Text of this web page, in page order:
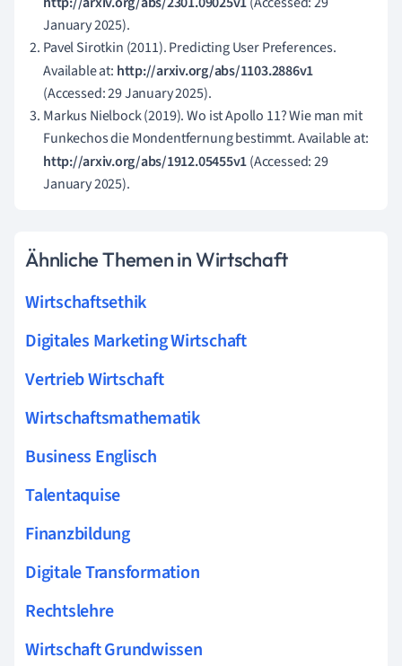
January 2025).
Pavel Sirotkin (2011). Predicting User Preferences.
Available at: http://arxiv.org/abs/1103.2886v1
(Accessed: 29 January 2025).
Markus Nielbock (2019). Wo ist Apollo 11? Wie man mit
Funkechos die Mondentfernung bestimmt. Available at:
http://arxiv.org/abs/1912.05455v1(Accessed: 29
January 2025).
Ähnliche Themen in Wirtschaft
Wirtschaftsethik
Digitales Marketing Wirtschaft
Vertrieb Wirtschaft
Wirtschaftsmathematik
Business Englisch
Talentaquise
Finanzbildung
Digitale Transformation
Rechtslehre
Wirtschaft Grundwissen